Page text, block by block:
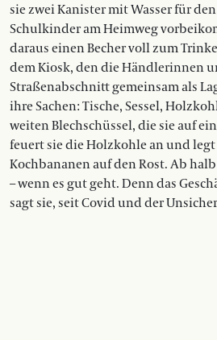
sie zwei Kanister mit Wasser für
Schulkinder am Heimweg
daraus einen Becher voll zum
dem Kiosk, den die Händlerinnen
Straßenabschnitt gemeinsam als
ihre Sachen: Tische, Sessel,
weiten Blechschüssel, die sie auf
feuert sie die Holzkohle an und
Kochbananen auf den Rost. Ab
– wenn es gut geht. Denn das
sagt sie, seit Covid und der